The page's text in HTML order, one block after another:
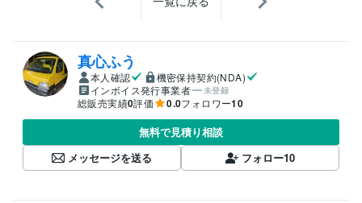
真心ふう
本人確認
機密保持契約(NDA)
インボイス発行事業者
未登録
総販売実績0評価 0.0フォロワー10
無料で見積り相談
メッセージを送る
フォロー10